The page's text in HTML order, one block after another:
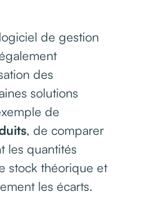
logiciel de gestion
des
solutions
de
, de comparer
les quantités
stock théorique et
les écarts.